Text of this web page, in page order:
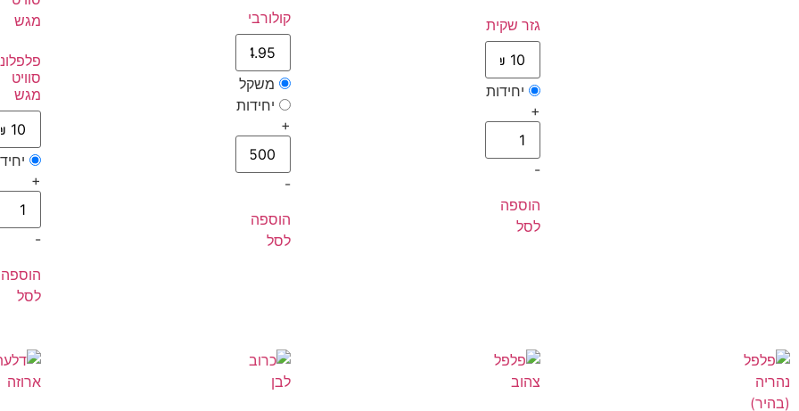
גזר שקית
יחידות
+
-
הוספה
לסל
קולורבי
משקל
יחידות
+
-
הוספה
לסל
סוויט
מגש
+
-
הוספה
לסל